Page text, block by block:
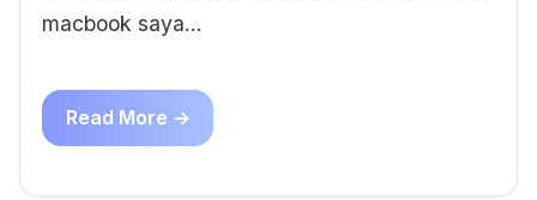
macbook saya…
Read More →